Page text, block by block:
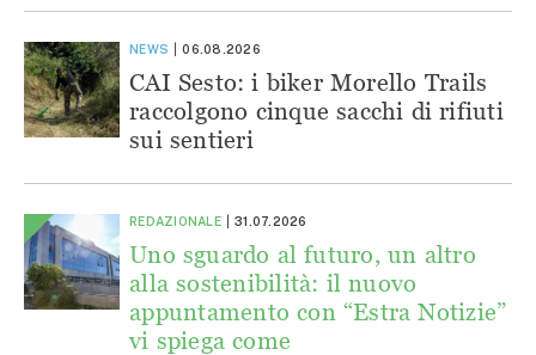
NEWS 06.08.2026
CAI Sesto: i biker Morello Trails
raccolgono cinque sacchi di rifiuti
sui sentieri
REDAZIONALE 31.07.2026
Uno sguardo al futuro, un altro
alla sostenibilità: il nuovo
appuntamento con “Estra Notizie”
vi spiega come